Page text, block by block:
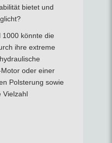
bietet und
1000 könnte die
ihre extreme
oder einer
Polsterung sowie
Vielzahl